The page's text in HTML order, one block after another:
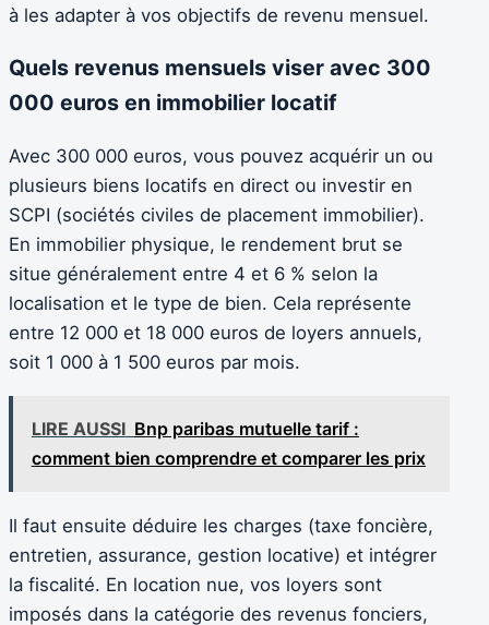
à les adapter à vos objectifs de revenu mensuel.
Quels revenus mensuels viser avec 300
000 euros en immobilier locatif
Avec 300 000 euros, vous pouvez acquérir un ou
plusieurs biens locatifs en direct ou investir en
SCPI (sociétés civiles de placement immobilier).
En immobilier physique, le rendement brut se
situe généralement entre 4 et 6 % selon la
localisation et le type de bien. Cela représente
entre 12 000 et 18 000 euros de loyers annuels,
soit 1 000 à 1 500 euros par mois.
LIRE AUSSI Bnp paribas mutuelle tarif :
comment bien comprendre et comparer les prix
Il faut ensuite déduire les charges (taxe foncière,
entretien, assurance, gestion locative) et intégrer
la fiscalité. En location nue, vos loyers sont
imposés dans la catégorie des revenus fonciers,